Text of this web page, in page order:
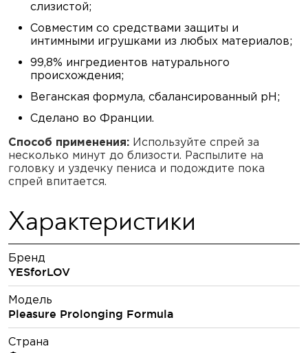
слизистой;
Совместим со средствами защиты и
интимными игрушками из любых материалов;
99,8% ингредиентов натурального
происхождения;
Веганская формула, сбалансированный pH;
Сделано во Франции.
Способ применения: Используйте спрей за
несколько минут до близости. Распылите на
головку и уздечку пениса и подождите пока
спрей впитается.
Характеристики
Бренд
YESforLOV
Модель
Pleasure Prolonging Formula
Страна